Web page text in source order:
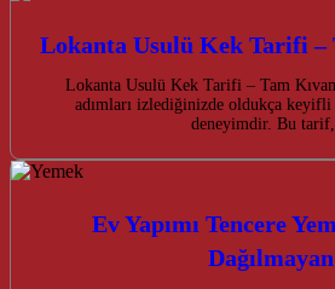
Lokanta Usulü Kek Tarifi –
Lokanta Usulü Kek Tarifi – Tam
adımları izlediğinizde oldukça keyifli
deneyimdir. Bu
Ev Yapımı Tencere
Dağılmayan